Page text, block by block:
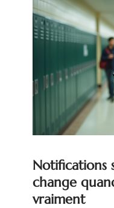
Notifications
change
vraiment